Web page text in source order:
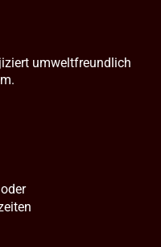
umweltfreundlich